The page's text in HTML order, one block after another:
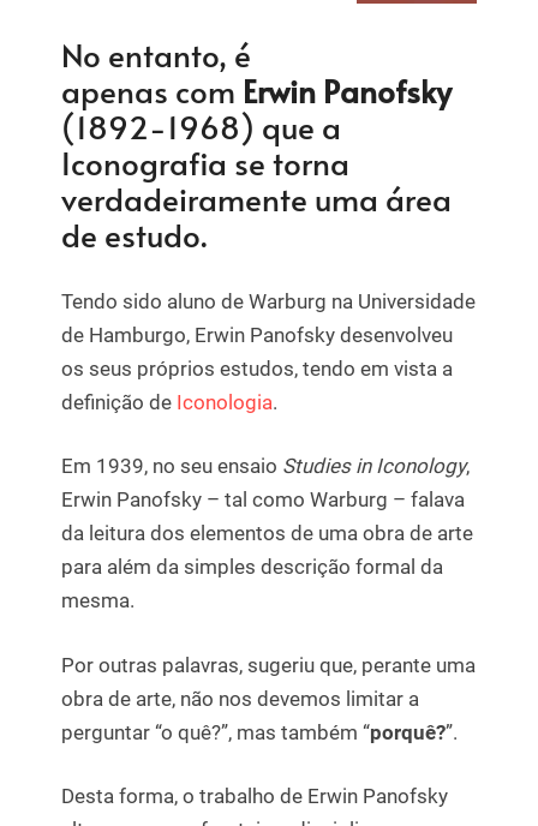
No entanto, é
apenas com Erwin Panofsky
(1892-1968) que a
Iconografia se torna
verdadeiramente uma área
de estudo.
Tendo sido aluno de Warburg na Universidade
de Hamburgo, Erwin Panofsky desenvolveu
os seus próprios estudos, tendo em vista a
definição de Iconologia.
Em 1939, no seu ensaio Studies in Iconology,
Erwin Panofsky – tal como Warburg – falava
da leitura dos elementos de uma obra de arte
para além da simples descrição formal da
mesma.
Por outras palavras, sugeriu que, perante uma
obra de arte, não nos devemos limitar a
perguntar “o quê?”, mas também “porquê?”.
Desta forma, o trabalho de Erwin Panofsky